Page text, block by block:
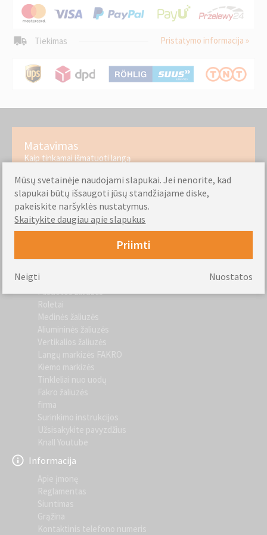
Tiekimas Pristatymo informacija »
Matavimas
Kaip tinkamai išmatuoti langą
Surinkimo instrukcijos
Patikrinkite, kaip lengva montuoti mūsų gaminius
Labiausiai lankomas
Plisuotos žaliuzės
Roletai
Medinės žaliuzės
Aliumininės žaliuzės
Vertikalios žaliuzės
Langų markizės FAKRO
Kiemo markizės
Tinkleliai nuo uodų
Fakro žaliuzės
firma
Surinkimo instrukcijos
Užsisakykite pavyzdžius
Knall Youtube
Informacija
Apie įmonę
Reglamentas
Siuntimas
Grąžina
Kontaktinis telefono numeris
Mūsų svetainėje naudojami slapukai. Jei nenorite, kad
slapukai būtų išsaugoti jūsų standžiajame diske,
pakeiskite naršyklės nustatymus.
Skaitykite daugiau apie slapukus
Priimti
Nuostatos
Neigti